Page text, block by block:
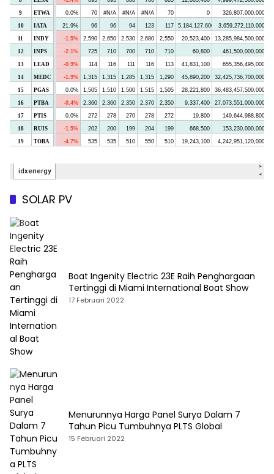
SOLAR PV
Boat Ingenity Electric 23E Raih Penghargaan
Tertinggi di Miami International Boat Show
17 Februari 2022
Menurunnya Harga Panel Surya Dalam 7
Tahun Picu Tumbuhnya PLTS Global
15 Februari 2022